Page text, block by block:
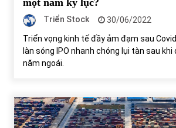
một năm kỷ lục?
Triển Stock
30/06/2022
Triển vọng kinh tế đầy ảm đạm sau
làn sóng IPO nhanh chóng lụi tàn sau khi
năm ngoái.